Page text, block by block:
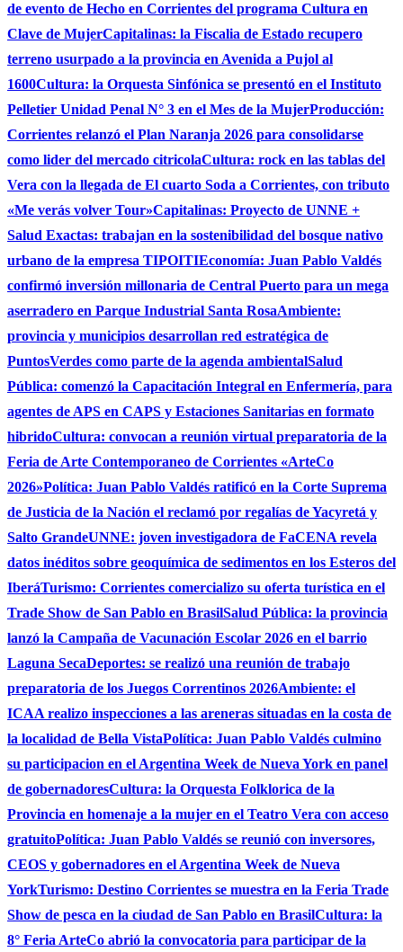
de evento de Hecho en Corrientes del programa Cultura en
Clave de MujerCapitalinas: la Fiscalia de Estado recupero
terreno usurpado a la provincia en Avenida a Pujol al
1600Cultura: la Orquesta Sinfónica se presentó en el Instituto
Pelletier Unidad Penal N° 3 en el Mes de la MujerProducción:
Corrientes relanzó el Plan Naranja 2026 para consolidarse
como lider del mercado citricolaCultura: rock en las tablas del
Vera con la llegada de El cuarto Soda a Corrientes, con tributo
«Me verás volver Tour»Capitalinas: Proyecto de UNNE +
Salud Exactas: trabajan en la sostenibilidad del bosque nativo
urbano de la empresa TIPOITIEconomía: Juan Pablo Valdés
confirmó inversión millonaria de Central Puerto para un mega
aserradero en Parque Industrial Santa RosaAmbiente:
provincia y municipios desarrollan red estratégica de
PuntosVerdes como parte de la agenda ambientalSalud
Pública: comenzó la Capacitación Integral en Enfermería, para
agentes de APS en CAPS y Estaciones Sanitarias en formato
hibridoCultura: convocan a reunión virtual preparatoria de la
Feria de Arte Contemporaneo de Corrientes «ArteCo
2026»Política: Juan Pablo Valdés ratificó en la Corte Suprema
de Justicia de la Nación el reclamó por regalías de Yacyretá y
Salto GrandeUNNE: joven investigadora de FaCENA revela
datos inéditos sobre geoquímica de sedimentos en los Esteros del
IberáTurismo: Corrientes comercializo su oferta turística en el
Trade Show de San Pablo en BrasilSalud Pública: la provincia
lanzó la Campaña de Vacunación Escolar 2026 en el barrio
Laguna SecaDeportes: se realizó una reunión de trabajo
preparatoria de los Juegos Correntinos 2026Ambiente: el
ICAA realizo inspecciones a las areneras situadas en la costa de
la localidad de Bella VistaPolítica: Juan Pablo Valdés culmino
su participacion en el Argentina Week de Nueva York en panel
de gobernadoresCultura: la Orquesta Folklorica de la
Provincia en homenaje a la mujer en el Teatro Vera con acceso
gratuitoPolítica: Juan Pablo Valdés se reunió con inversores,
CEOS y gobernadores en el Argentina Week de Nueva
YorkTurismo: Destino Corrientes se muestra en la Feria Trade
Show de pesca en la ciudad de San Pablo en BrasilCultura: la
8° Feria ArteCo abrió la convocatoria para participar de la